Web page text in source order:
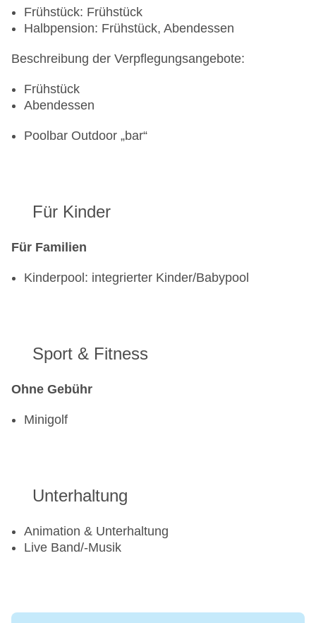
Frühstück: Frühstück
Halbpension: Frühstück, Abendessen
Beschreibung der Verpflegungsangebote:
Frühstück
Abendessen
Poolbar Outdoor „bar“
Für Kinder
Für Familien
Kinderpool: integrierter Kinder/Babypool
Sport & Fitness
Ohne Gebühr
Minigolf
Unterhaltung
Animation & Unterhaltung
Live Band/-Musik